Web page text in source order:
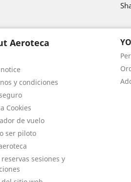
Aeroteca
y condiciones
Cookies
de vuelo
ser piloto
reservas sesiones y